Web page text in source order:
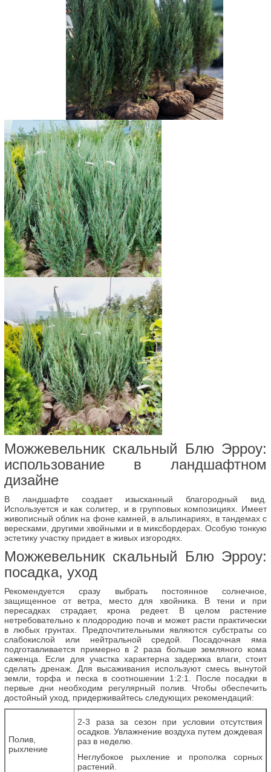
Можжевельник скальный Блю Эрроу:
использование в ландшафтном
дизайне
В ландшафте создает изысканный благородный вид.
Используется и как солитер, и в групповых композициях. Имеет
живописный облик на фоне камней, в альпинариях, в тандемах с
вересками, другими хвойными и в миксбордерах. Особую тонкую
эстетику участку придает в живых изгородях.
Можжевельник скальный Блю Эрроу:
посадка, уход
Рекомендуется сразу выбрать постоянное солнечное,
защищенное от ветра, место для хвойника. В тени и при
пересадках страдает, крона редеет. В целом растение
нетребовательно к плодородию почв и может расти практически
в любых грунтах. Предпочтительными являются субстраты со
слабокислой или нейтральной средой. Посадочная яма
подготавливается примерно в 2 раза больше земляного кома
саженца. Если для участка характерна задержка влаги, стоит
сделать дренаж. Для высаживания используют смесь вынутой
земли, торфа и песка в соотношении 1:2:1. После посадки в
первые дни необходим регулярный полив. Чтобы обеспечить
достойный уход, придерживайтесь следующих рекомендаций:
Полив,
рыхление
2-3 раза за сезон при условии отсутствия
осадков. Увлажнение воздуха путем дождевая
раз в неделю.
Неглубокое рыхление и прополка сорных
растений.